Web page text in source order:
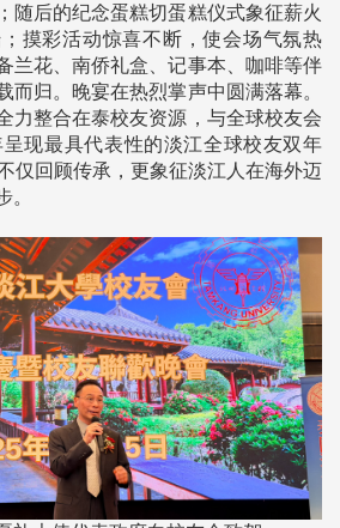
随后的纪念蛋糕切蛋糕仪式象征薪火
摸彩活动惊喜不断，使会场气氛热
兰花、南侨礼盒、记事本、咖啡等伴
而归。晚宴在热烈掌声中圆满落幕。
力整合在泰校友资源，与全球校友会
现最具代表性的淡江全球校友双年
仅回顾传承，更象征淡江人在海外迈